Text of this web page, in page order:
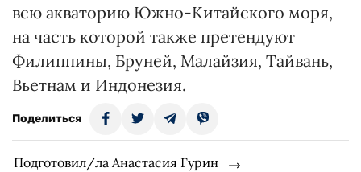
всю акваторию Южно-Китайского моря,
на часть которой также претендуют
Филиппины, Бруней, Малайзия, Тайвань,
Вьетнам и Индонезия.
Поделиться
Подготовил/ла Анастасия Гурин